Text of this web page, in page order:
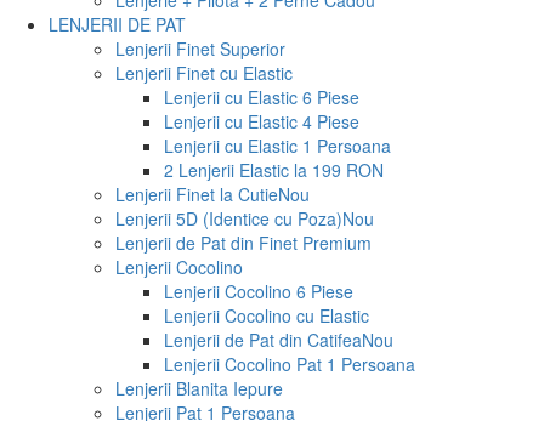
LENJERII DE PAT
Lenjerii Finet Superior
Lenjerii Finet cu Elastic
Lenjerii cu Elastic 6 Piese
Lenjerii cu Elastic 4 Piese
Lenjerii cu Elastic 1 Persoana
2 Lenjerii Elastic la 199 RON
Lenjerii Finet la CutieNou
Lenjerii 5D (Identice cu Poza)Nou
Lenjerii de Pat din Finet Premium
Lenjerii Cocolino
Lenjerii Cocolino 6 Piese
Lenjerii Cocolino cu Elastic
Lenjerii de Pat din CatifeaNou
Lenjerii Cocolino Pat 1 Persoana
Lenjerii Blanita Iepure
Lenjerii Pat 1 Persoana